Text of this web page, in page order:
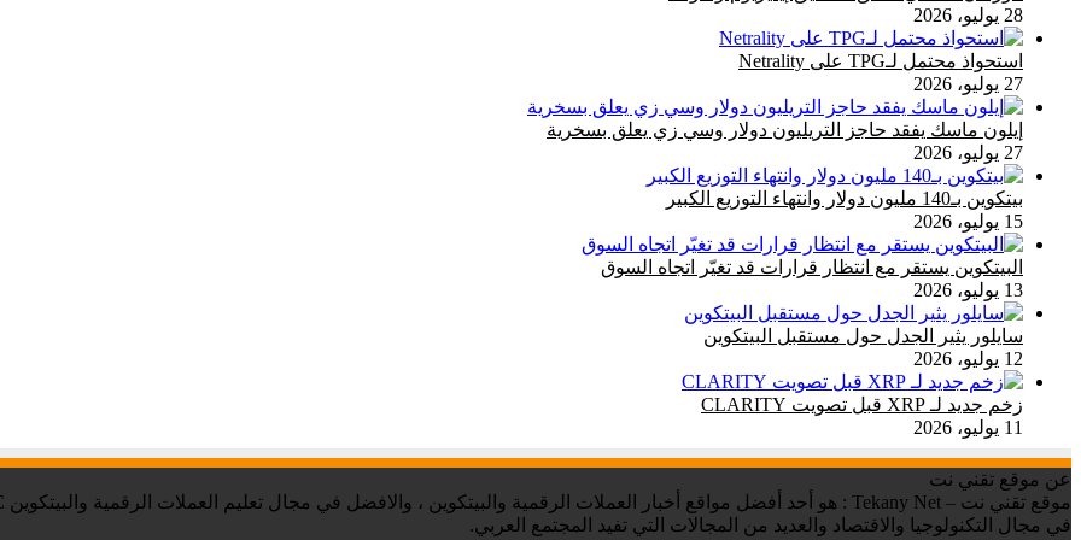
28 يوليو، 2026
استحواذ محتمل لـTPG على Netrality
27 يوليو، 2026
إيلون ماسك يفقد حاجز التريليون دولار وسي زي يعلق بسخرية
27 يوليو، 2026
بيتكوين بـ140 مليون دولار وانتهاء التوزيع الكبير
15 يوليو، 2026
البيتكوين يستقر مع انتظار قرارات قد تغيّر اتجاه السوق
13 يوليو، 2026
سايلور يثير الجدل حول مستقبل البيتكوين
12 يوليو، 2026
زخم جديد لـ XRP قبل تصويت CLARITY
11 يوليو، 2026
عن موقع تقني نت
في مجال التكنولوجيا والاقتصاد والعديد من المجالات التي تفيد المجتمع العربي.